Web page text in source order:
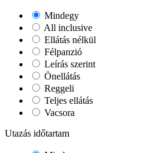
Mindegy
All inclusive
Ellátás nélkül
Félpanzió
Leírás szerint
Önellátás
Reggeli
Teljes ellátás
Vacsora
Utazás időtartam